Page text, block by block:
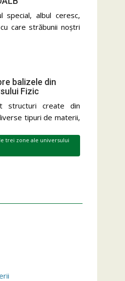
special, albul ceresc,
care străbunii noștri
balizele din
Fizic
structuri create din
tipuri de materii,
trei zone ale universului